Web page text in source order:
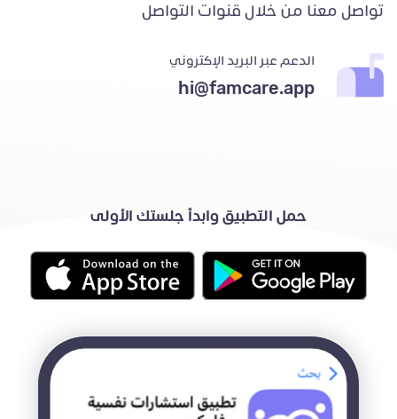
تواصل معنا من خلال قنوات التواصل
الدعم عبر البريد الإكتروني
hi@famcare.app
حمل التطبيق وابدأ جلستك الأولى